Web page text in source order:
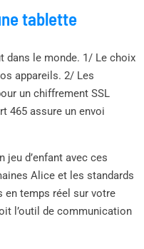
tablette
dans le monde. 1/ Le choix
appareils. 2/ Les
un chiffrement SSL
465 assure un envoi
jeu d’enfant avec ces
Alice et les standards
en temps réel sur votre
l’outil de communication